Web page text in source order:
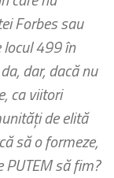
Forbes sau
499 în
dar, dacă nu
ca viitori
de elită
să o formeze,
să fim?